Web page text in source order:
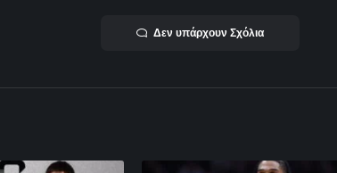
Δεν υπάρχουν Σχόλια